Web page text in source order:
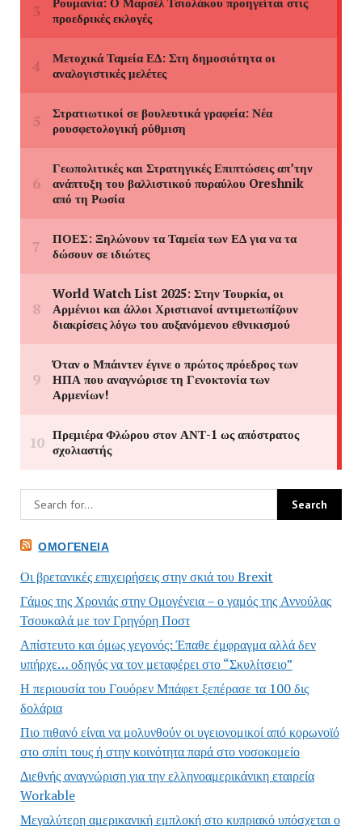
ΟΜΟΓΈΝΕΙΑ
Οι βρετανικές επιχειρήσεις στην σκιά του Brexit
Γάμος της Χρονιάς στην Ομογένεια – ο γαμός της Αννούλας
Τσουκαλά με τον Γρηγόρη Ποστ
Απίστευτο και όμως γεγονός: Έπαθε έμφραγμα αλλά δεν
υπήρχε… οδηγός να τον μεταφέρει στο “Σκυλίτσειο”
Η περιουσία του Γουόρεν Μπάφετ ξεπέρασε τα 100 δις
δολάρια
Πιο πιθανό είναι να μολυνθούν οι υγειονομικοί από κορωνοϊό
στο σπίτι τους ή στην κοινότητα παρά στο νοσοκομείο
Διεθνής αναγνώριση για την ελληνοαμερικάνικη εταιρεία
Workable
Μεγαλύτερη αμερικανική εμπλοκή στο κυπριακό υπόσχεται ο